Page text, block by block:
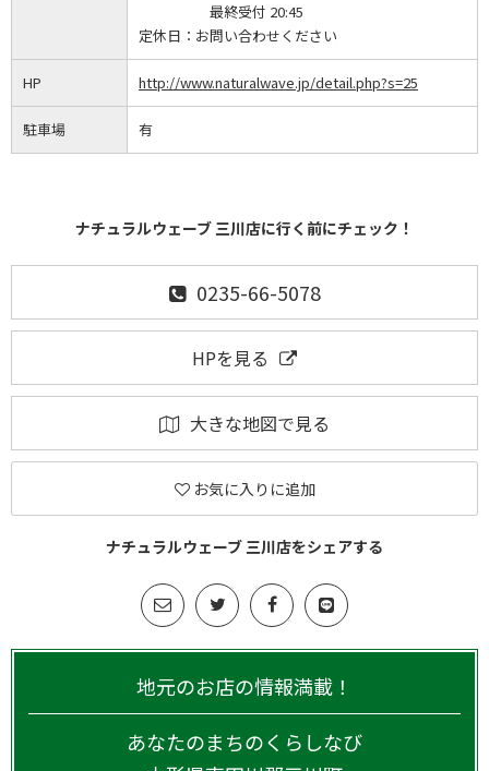
最終受付 20:45
定休日： お問い合わせください
HP http://www.naturalwave.jp/detail.php?s=25
駐車場 有
ナチュラルウェーブ 三川店に行く前にチェック！
0235-66-5078
HPを見る
大きな地図で見る
お気に入りに追加
ナチュラルウェーブ 三川店をシェアする
地元のお店の情報満載！
あなたのまちのくらしなび